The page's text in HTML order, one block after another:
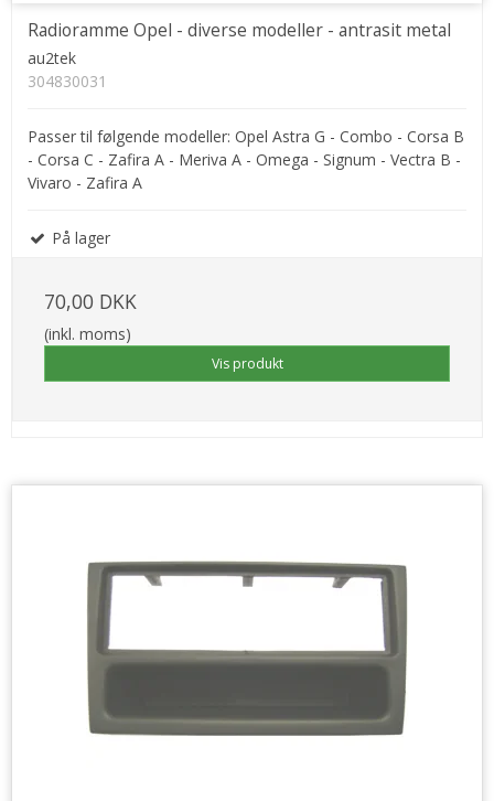
Radioramme Opel - diverse modeller - antrasit metal
au2tek
304830031
Passer til følgende modeller: Opel Astra G - Combo - Corsa B
- Corsa C - Zafira A - Meriva A - Omega - Signum - Vectra B -
Vivaro - Zafira A
På lager
70,00 DKK
(inkl. moms)
Vis produkt